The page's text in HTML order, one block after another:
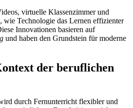
virtuelle Klassenzimmer und
wie Technologie das Lernen effizienter
Innovationen basieren auf
und haben den Grundstein für moderne
der beruflichen
durch Fernunterricht flexibler und